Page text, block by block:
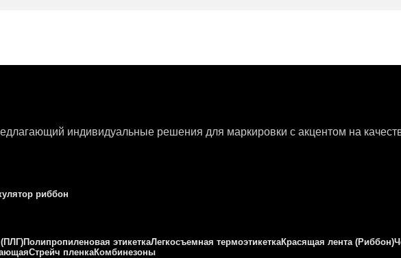
индивидуальные решения для маркировки с акцентом на
риббон
Полипропиленовая этикеткаЛегкосъемная термоэтикеткаКрасящая лента (Риббон)
Стрейч пленкаКомбинезоны